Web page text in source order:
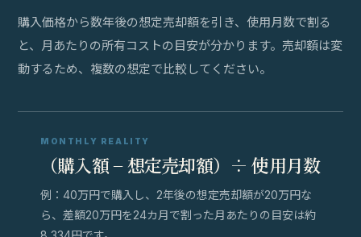
購入価格から数年後の想定売却額を引き、使用月数で割る
と、月あたりの所有コストの目安が分かります。売却額は変
動するため、複数の想定で比較してください。
MONTHLY REALITY
（購入額 − 想定売却額）÷ 使用月数
例：40万円で購入し、2年後の想定売却額が20万円な
ら、差額20万円を24カ月で割った月あたりの目安は約